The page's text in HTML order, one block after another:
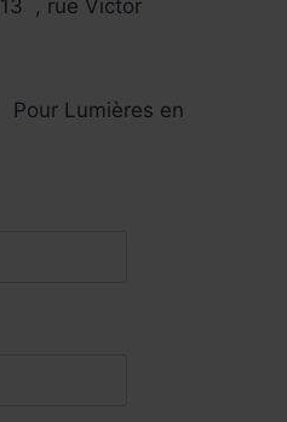
13
, rue Victor
Pour Lumières en